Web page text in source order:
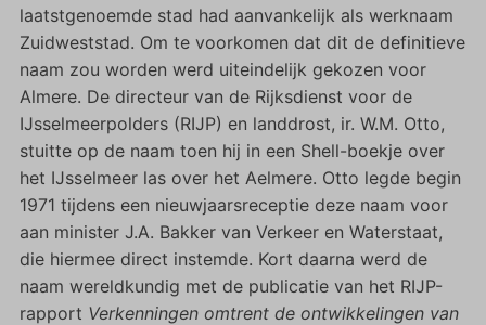
laatstgenoemde stad had aanvankelijk als werknaam
Zuidweststad. Om te voorkomen dat dit de definitieve
naam zou worden werd uiteindelijk gekozen voor
Almere. De directeur van de Rijksdienst voor de
IJsselmeerpolders (RIJP) en landdrost, ir. W.M. Otto,
stuitte op de naam toen hij in een Shell-boekje over
het IJsselmeer las over het Aelmere. Otto legde begin
1971 tijdens een nieuwjaarsreceptie deze naam voor
aan minister J.A. Bakker van Verkeer en Waterstaat,
die hiermee direct instemde. Kort daarna werd de
naam wereldkundig met de publicatie van het RIJP-
rapport Verkenningen omtrent de ontwikkelingen van